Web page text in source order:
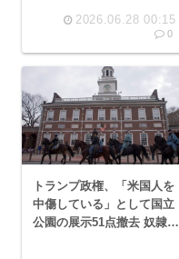
温暖化のせい！
2026.06.28 00:15
0
トランプ政権、「米国人を
中傷している」として国立
公園の展示51点撤去 奴隷や